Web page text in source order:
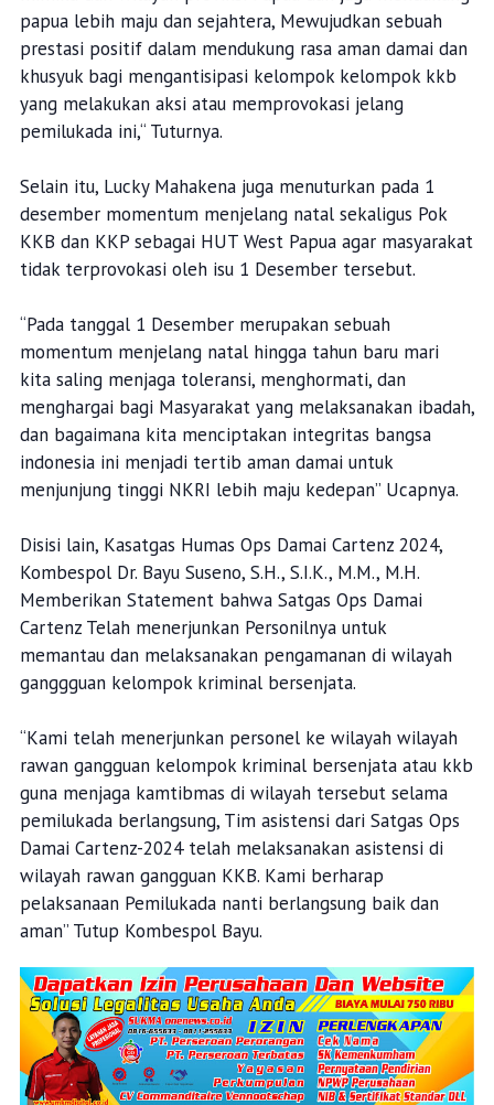
papua lebih maju dan sejahtera, Mewujudkan sebuah
prestasi positif dalam mendukung rasa aman damai dan
khusyuk bagi mengantisipasi kelompok kelompok kkb
yang melakukan aksi atau memprovokasi jelang
pemilukada ini,“ Tuturnya.
Selain itu, Lucky Mahakena juga menuturkan pada 1
desember momentum menjelang natal sekaligus Pok
KKB dan KKP sebagai HUT West Papua agar masyarakat
tidak terprovokasi oleh isu 1 Desember tersebut.
“Pada tanggal 1 Desember merupakan sebuah
momentum menjelang natal hingga tahun baru mari
kita saling menjaga toleransi, menghormati, dan
menghargai bagi Masyarakat yang melaksanakan ibadah,
dan bagaimana kita menciptakan integritas bangsa
indonesia ini menjadi tertib aman damai untuk
menjunjung tinggi NKRI lebih maju kedepan” Ucapnya.
Disisi lain, Kasatgas Humas Ops Damai Cartenz 2024,
Kombespol Dr. Bayu Suseno, S.H., S.I.K., M.M., M.H.
Memberikan Statement bahwa Satgas Ops Damai
Cartenz Telah menerjunkan Personilnya untuk
memantau dan melaksanakan pengamanan di wilayah
ganggguan kelompok kriminal bersenjata.
“Kami telah menerjunkan personel ke wilayah wilayah
rawan gangguan kelompok kriminal bersenjata atau kkb
guna menjaga kamtibmas di wilayah tersebut selama
pemilukada berlangsung, Tim asistensi dari Satgas Ops
Damai Cartenz-2024 telah melaksanakan asistensi di
wilayah rawan gangguan KKB. Kami berharap
pelaksanaan Pemilukada nanti berlangsung baik dan
aman” Tutup Kombespol Bayu.